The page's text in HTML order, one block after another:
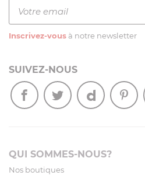
Inscrivez-vous à notre newsletter
SUIVEZ-NOUS
QUI SOMMES-NOUS?
Nos boutiques